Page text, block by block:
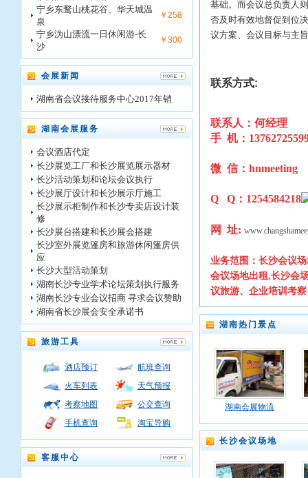
宁乡东鹜山桃花谷、华天城温
泉
￥258
宁乡沩山漂流一日休闲游-长
沙
￥300
会展新闻
湖南省会议接待服务中心2017年销
湖南会展服务
会议酒店代定
长沙展览工厂和长沙展览展示器材
长沙活动策划和论坛会议执行
长沙展厅设计和长沙展示厅施工
长沙展示柜制作和长沙专卖店设计装
修
长沙展台搭建和长沙展会搭建
长沙室外展览篷房和旅游休闲篷房供
应
长沙大型活动策划
湖南长沙专业学术论坛策划执行服务
湖南长沙专业会议招商 寻求会议赞助
湖南省长沙展会安全承诺书
旅游工具
酒店预订
航班查询
火车列表
天气预报
考察地图
公交查询
手机查询
淘宝导购
客服中心
基础。而会议总负责人
否及时有效地督促到位
议方案、会议目标与主
联系方式:
联系人：何经理
手 机：
微 信：hnmeeting
Q Q：1254584218
网 址:
业务范围： 长沙会议
会议场地出租,长沙会
议旅游、企业培训考
湖南热门景点
湖南会展物流
长沙会议场地